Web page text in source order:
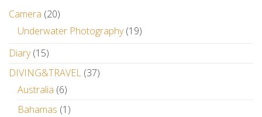
Camera (20)
Underwater Photography(19)
Diary(15)
DIVING&TRAVEL (37)
Australia (6)
Bahamas (1)